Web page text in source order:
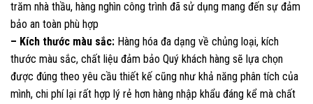
trăm nhà thầu, hàng nghìn công trình đã sử dụng mang đến sự đảm
bảo an toàn phù hợp
– Kích thước màu sắc: Hàng hóa đa dạng về chủng loại, kích
thước màu sắc, chất liệu đảm bảo Quý khách hàng sẽ lựa chọn
được đúng theo yêu cầu thiết kế cũng như khả năng phân tích của
mình, chi phí lại rất hợp lý rẻ hơn hàng nhập khẩu đáng kể mà chất